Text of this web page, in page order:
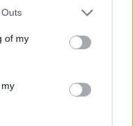
one or more Google
You may click to
its third-party tags to
in below Google
of my
meg a kaland),
Chris Roberts sem
a projektet illetően.